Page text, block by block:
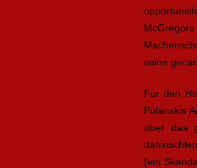
seine
Für den
Polanskis
über das
(ein